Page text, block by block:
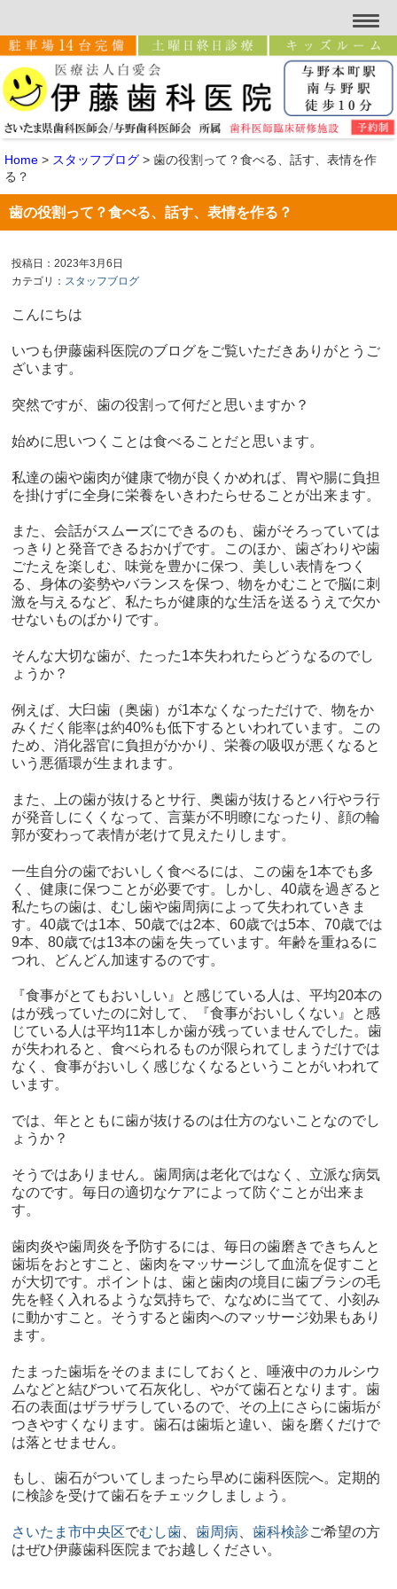
Home > スタッフブログ > 歯の役割って？食べる、話す、表情を作
る？
歯の役割って？食べる、話す、表情を作る？
投稿日：2023年3月6日
カテゴリ： スタッフブログ
こんにちは
いつも伊藤歯科医院のブログをご覧いただきありがとうご
ざいます。
突然ですが、歯の役割って何だと思いますか？
始めに思いつくことは食べることだと思います。
私達の歯や歯肉が健康で物が良くかめれば、胃や腸に負担
を掛けずに全身に栄養をいきわたらせることが出来ます。
また、会話がスムーズにできるのも、歯がそろっていては
っきりと発音できるおかげです。このほか、歯ざわりや歯
ごたえを楽しむ、味覚を豊かに保つ、美しい表情をつく
る、身体の姿勢やバランスを保つ、物をかむことで脳に刺
激を与えるなど、私たちが健康的な生活を送るうえで欠か
せないものばかりです。
そんな大切な歯が、たった1本失われたらどうなるのでし
ょうか？
例えば、大臼歯（奥歯）が1本なくなっただけで、物をか
みくだく能率は約40%も低下するといわれています。この
ため、消化器官に負担がかかり、栄養の吸収が悪くなると
いう悪循環が生まれます。
また、上の歯が抜けるとサ行、奥歯が抜けるとハ行やラ行
が発音しにくくなって、言葉が不明瞭になったり、顔の輪
郭が変わって表情が老けて見えたりします。
一生自分の歯でおいしく食べるには、この歯を1本でも多
く、健康に保つことが必要です。しかし、40歳を過ぎると
私たちの歯は、むし歯や歯周病によって失われていきま
す。40歳では1本、50歳では2本、60歳では5本、70歳では
9本、80歳では13本の歯を失っています。年齢を重ねるに
つれ、どんどん加速するのです。
『食事がとてもおいしい』と感じている人は、平均20本の
はが残っていたのに対して、『食事がおいしくない』と感
じている人は平均11本しか歯が残っていませんでした。歯
が失われると、食べられるものが限られてしまうだけでは
なく、食事がおいしく感じなくなるということがいわれて
います。
では、年とともに歯が抜けるのは仕方のないことなのでし
ょうか？
そうではありません。歯周病は老化ではなく、立派な病気
なのです。毎日の適切なケアによって防ぐことが出来ま
す。
歯肉炎や歯周炎を予防するには、毎日の歯磨きできちんと
歯垢をおとすこと、歯肉をマッサージして血流を促すこと
が大切です。ポイントは、歯と歯肉の境目に歯ブラシの毛
先を軽く入れるような気持ちで、ななめに当てて、小刻み
に動かすこと。そうすると歯肉へのマッサージ効果もあり
ます。
たまった歯垢をそのままにしておくと、唾液中のカルシウ
ムなどと結びついて石灰化し、やがて歯石となります。歯
石の表面はザラザラしているので、その上にさらに歯垢が
つきやすくなります。歯石は歯垢と違い、歯を磨くだけで
は落とせません。
もし、歯石がついてしまったら早めに歯科医院へ。定期的
に検診を受けて歯石をチェックしましょう。
さいたま市中央区でむし歯 、歯周病 、歯科検診ご希望の方
はぜひ伊藤歯科医院までお越しください。​